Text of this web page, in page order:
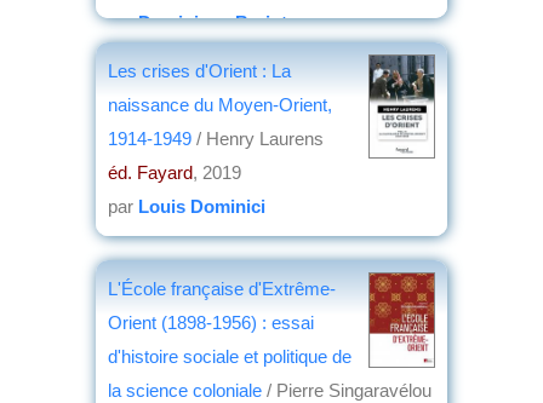
parDominique Barjot
Les crises d'Orient : La
naissance du Moyen-Orient,
1914-1949 / Henry Laurens
éd. Fayard, 2019
par Louis Dominici
L'École française d'Extrême-
Orient (1898-1956) : essai
d'histoire sociale et politique de
la science coloniale / Pierre Singaravélou